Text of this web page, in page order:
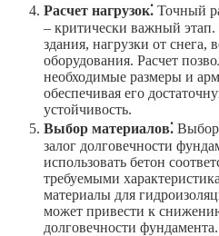
Расчет нагрузок⁚ Точный
– критически важный
здания, нагрузки от снега,
оборудования. Расчет
необходимые размеры и
обеспечивая его
устойчивость.
Выбор материалов⁚ Выбор
залог долговечности
использовать бетон
требуемыми
материалы для
может привести к
долговечности фундамента.